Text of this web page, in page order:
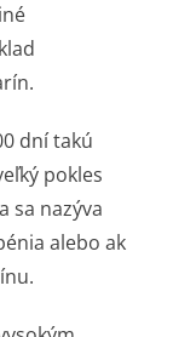
dní takú
pokles
sa nazýva
alebo ak